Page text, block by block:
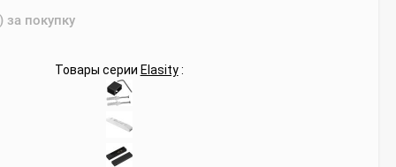
за покупку
Товары серии Elasity: